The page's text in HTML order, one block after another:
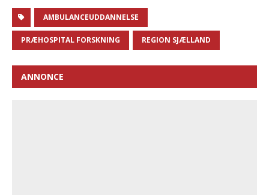
AMBULANCEUDDANNELSE
PRÆHOSPITAL FORSKNING REGION SJÆLLAND
ANNONCE